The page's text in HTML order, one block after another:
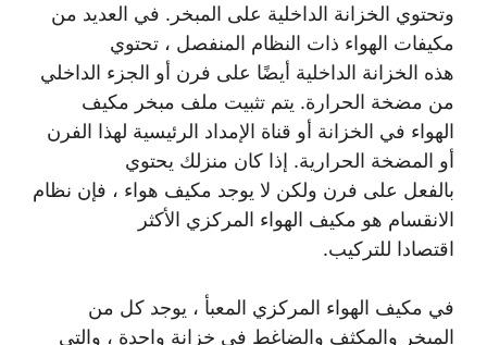
وتحتوي الخزانة الداخلية على المبخر. في العديد من
مكيفات الهواء ذات النظام المنفصل ، تحتوي
هذه الخزانة الداخلية أيضًا على فرن أو الجزء الداخلي
من مضخة الحرارة. يتم تثبيت ملف مبخر مكيف
الهواء في الخزانة أو قناة الإمداد الرئيسية لهذا الفرن
أو المضخة الحرارية. إذا كان منزلك يحتوي
بالفعل على فرن ولكن لا يوجد مكيف هواء ، فإن نظام
الانقسام هو مكيف الهواء المركزي الأكثر
اقتصادا للتركيب.
في مكيف الهواء المركزي المعبأ ، يوجد كل من
المبخر والمكثف والضاغط في خزانة واحدة ، والتي